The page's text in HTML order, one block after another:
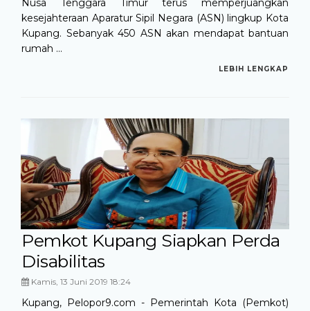
Nusa Tenggara Timur terus memperjuangkan
kesejahteraan Aparatur Sipil Negara (ASN) lingkup Kota
Kupang. Sebanyak 450 ASN akan mendapat bantuan
rumah ...
LEBIH LENGKAP
Pemkot Kupang Siapkan Perda
Disabilitas
Kamis, 13 Juni 2019 18:24
Kupang, Pelopor9.com - Pemerintah Kota (Pemkot)